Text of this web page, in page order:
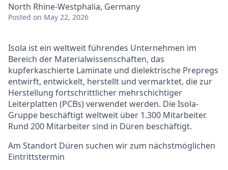
North Rhine-Westphalia, Germany
Posted on May 22, 2026
Isola ist ein weltweit führendes Unternehmen im
Bereich der Materialwissenschaften, das
kupferkaschierte Laminate und dielektrische Prepregs
entwirft, entwickelt, herstellt und vermarktet, die zur
Herstellung fortschrittlicher mehrschichtiger
Leiterplatten (PCBs) verwendet werden. Die Isola-
Gruppe beschäftigt weltweit über 1.300 Mitarbeiter.
Rund 200 Mitarbeiter sind in Düren beschäftigt.
Am Standort Düren suchen wir zum nächstmöglichen
Eintrittstermin